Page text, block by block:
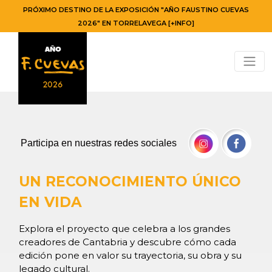
PRÓXIMO DESTINO DE LA EXPOSICIÓN "AÑO FAUSTINO CUEVAS
2026" EN TORRELAVEGA [+INFO]
Participa en nuestras redes sociales
UN RECONOCIMIENTO ÚNICO
EN VIDA
Explora el proyecto que celebra a los grandes
creadores de Cantabria y descubre cómo cada
edición pone en valor su trayectoria, su obra y su
legado cultural.